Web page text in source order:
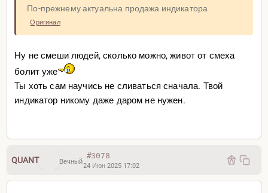
По-прежнему актуальна продажа индикатора
Оригинал
Ну не смеши людей, сколько можно, живот от смеха
болит уже
Ты хоть сам научись не сливаться сначала. Твой
индикатор никому даже даром не нужен.
QUANT Вечный
#3078
24 Июн 2025 17:02